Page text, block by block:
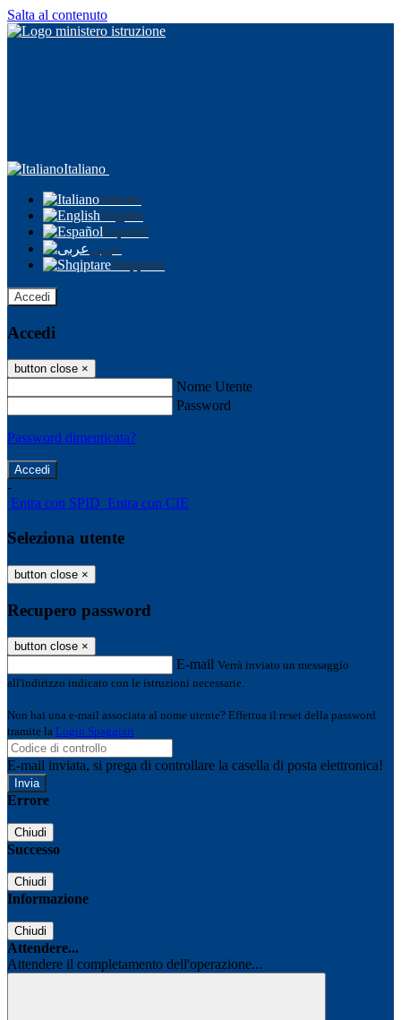
Salta al contenuto
Italiano
Italiano
English
Español
عربى
Shqiptare
Accedi
Accedi
button close ×
Nome Utente
Password
Password dimenticata?
-
Entra con SPID Entra con CIE
Seleziona utente
button close ×
Recupero password
button close ×
E-mail Verrà inviato un messaggio
all'indirizzo indicato con le istruzioni necessarie.
Non hai una e-mail associata al nome utente? Effettua il reset della password
tramite la Login Spaggiari
E-mail inviata, si prega di controllare la casella di posta elettronica!
Errore
Chiudi
Successo
Chiudi
Informazione
Chiudi
Attendere...
Attendere il completamento dell'operazione...